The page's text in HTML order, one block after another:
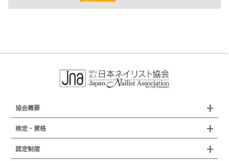
協会概要
組織概要
所在地
検定・資格
検定試験
認定制度